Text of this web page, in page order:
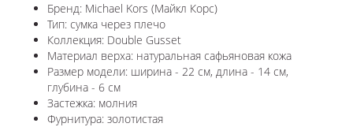
Бренд: Michael Kors (Майкл Корс)
Тип: сумка через плечо
Коллекция: Double Gusset
Материал верха: натуральная сафьяновая кожа
Размер модели: ширина - 22 см, длина - 14 см,
глубина - 6 см
Застежка: молния
Фурнитура: золотистая